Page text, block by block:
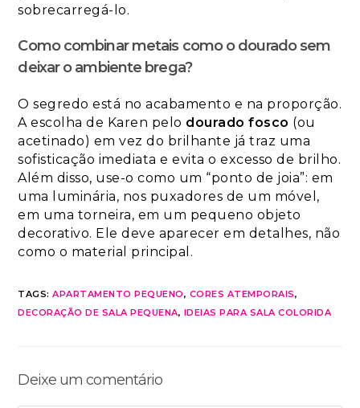
sobrecarregá-lo.
Como combinar metais como o dourado sem
deixar o ambiente brega?
O segredo está no acabamento e na proporção.
A escolha de Karen pelo dourado fosco (ou
acetinado) em vez do brilhante já traz uma
sofisticação imediata e evita o excesso de brilho.
Além disso, use-o como um “ponto de joia”: em
uma luminária, nos puxadores de um móvel,
em uma torneira, em um pequeno objeto
decorativo. Ele deve aparecer em detalhes, não
como o material principal.
TAGS:APARTAMENTO PEQUENO, CORES ATEMPORAIS,
DECORAÇÃO DE SALA PEQUENA, IDEIAS PARA SALA COLORIDA
Deixe um comentário